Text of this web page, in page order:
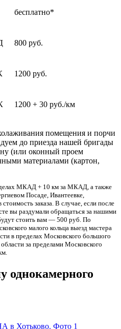
бесплатно*
800 руб.
1200 руб.
1200 + 30 руб./км
помещения и порчи
до приезда нашей бригады
(или оконный проем
материалами (картон,
МКАД + 10 км за МКАД, а также
Посаде, Ивантеевке,
заказа. В случае, если после
вы раздумали обращаться за нашими
стоить вам — 500 руб. По
малого кольца выезд мастера
в пределах Московского большого
за пределами Московского
однокамерного